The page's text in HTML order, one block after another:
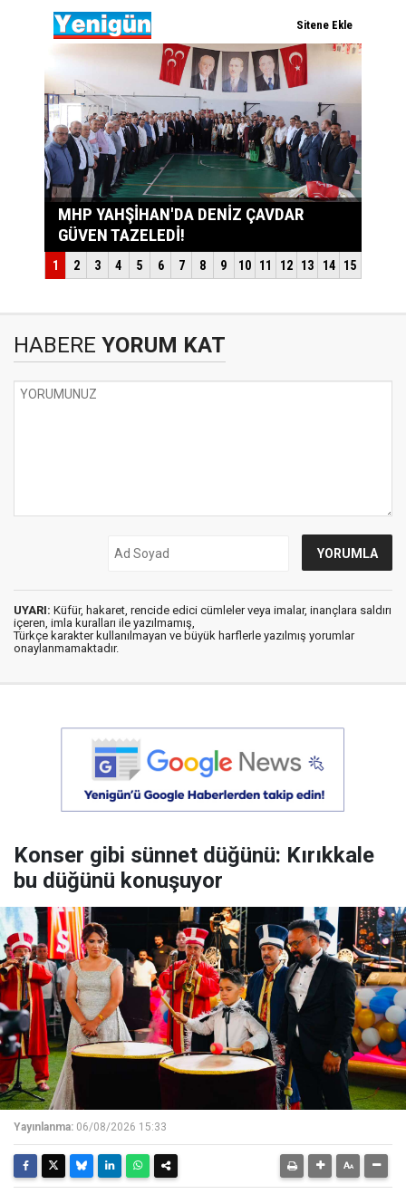
HABERE YORUM KAT
UYARI: Küfür, hakaret, rencide edici cümleler veya imalar, inançlara saldırı
içeren, imla kuralları ile yazılmamış,
Türkçe karakter kullanılmayan ve büyük harflerle yazılmış yorumlar
onaylanmamaktadır.
Konser gibi sünnet düğünü: Kırıkkale
bu düğünü konuşuyor
Yayınlanma: 06/08/2026 15:33